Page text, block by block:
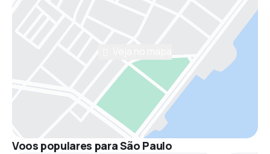
Voos populares para São Paulo